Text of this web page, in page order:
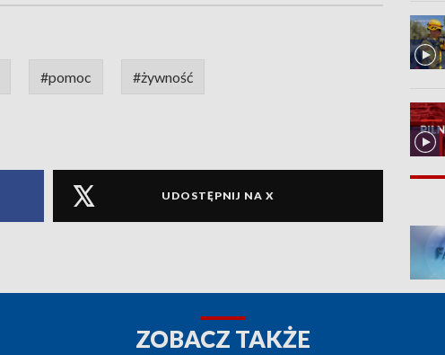
#pomoc #żywność
UDOSTĘPNIJ NA X
ZOBACZ TAKŻE